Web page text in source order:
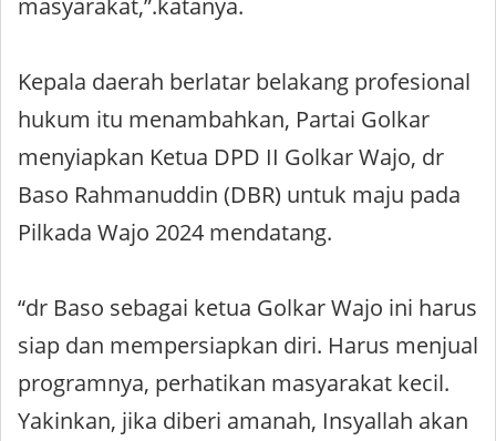
Kepala daerah berlatar belakang profesional
hukum itu menambahkan, Partai Golkar
menyiapkan Ketua DPD II Golkar Wajo, dr
Baso Rahmanuddin (DBR) untuk maju pada
Pilkada Wajo 2024 mendatang.
“dr Baso sebagai ketua Golkar Wajo ini harus
siap dan mempersiapkan diri. Harus menjual
programnya, perhatikan masyarakat kecil.
Yakinkan, jika diberi amanah, Insyallah akan